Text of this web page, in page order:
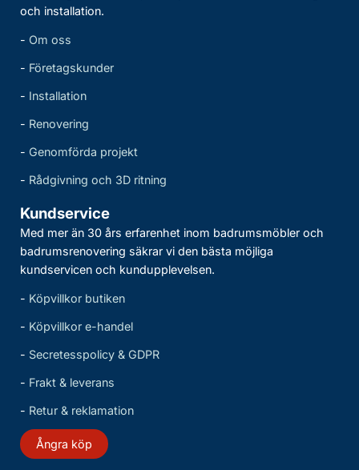
och installation.
- Om oss
- Företagskunder
- Installation
- Renovering
- Genomförda projekt
- Rådgivning och 3D ritning
Kundservice
Med mer än 30 års erfarenhet inom badrumsmöbler och
badrumsrenovering säkrar vi den bästa möjliga
kundservicen och kundupplevelsen.
- Köpvillkor butiken
- Köpvillkor e-handel
- Secretesspolicy & GDPR
- Frakt & leverans
- Retur & reklamation
Ångra köp